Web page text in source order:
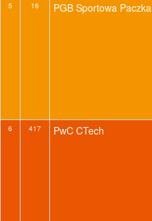
5 16 PGB Sportowa Paczka
6 417 PwC CTech